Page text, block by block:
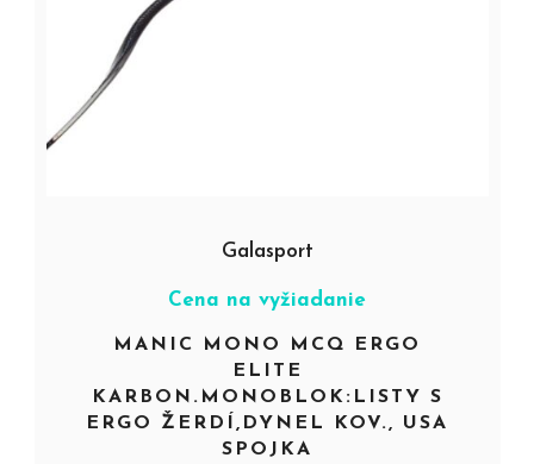
Galasport
Cena na vyžiadanie
MANIC MONO MCQ ERGO
ELITE
KARBON.MONOBLOK:LISTY S
ERGO ŽERDÍ,DYNEL KOV., USA
SPOJKA